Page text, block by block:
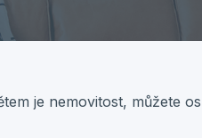
je nemovitost, můžete